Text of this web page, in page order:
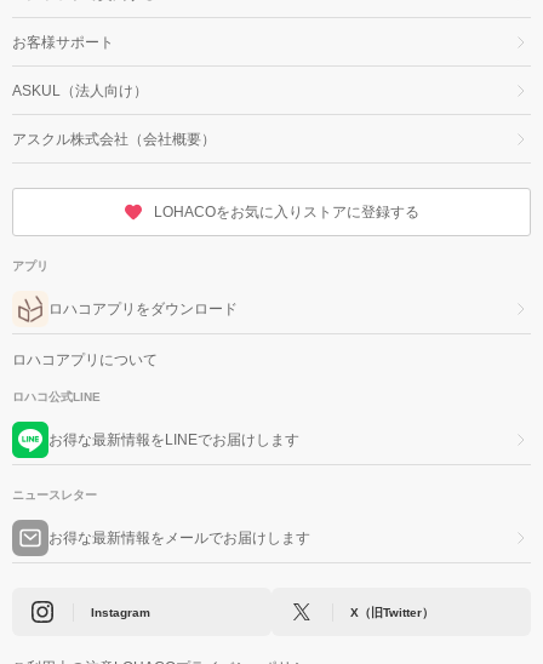
お客様サポート
ASKUL（法人向け）
アスクル株式会社（会社概要）
LOHACOをお気に入りストアに登録する
アプリ
ロハコアプリをダウンロード
ロハコアプリについて
ロハコ公式LINE
お得な最新情報をLINEでお届けします
ニュースレター
お得な最新情報をメールでお届けします
Instagram X（旧Twitter）